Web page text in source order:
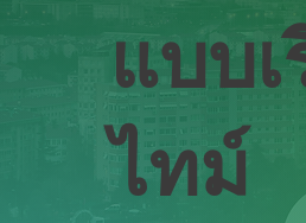
แบบเ
ไทม์